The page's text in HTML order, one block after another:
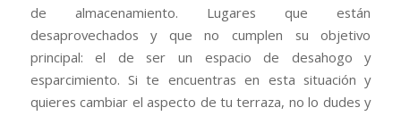
de almacenamiento. Lugares que están
desaprovechados y que no cumplen su objetivo
principal: el de ser un espacio de desahogo y
esparcimiento. Si te encuentras en esta situación y
quieres cambiar el aspecto de tu terraza, no lo dudes y